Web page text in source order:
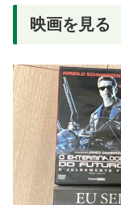
映画を見る